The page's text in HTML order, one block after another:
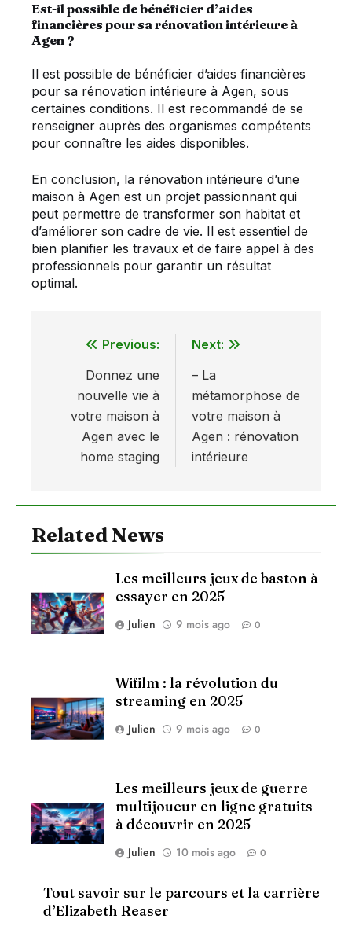
Est-il possible de bénéficier d’aides
financières pour sa rénovation intérieure à
Agen ?
Il est possible de bénéficier d’aides financières
pour sa rénovation intérieure à Agen, sous
certaines conditions. Il est recommandé de se
renseigner auprès des organismes compétents
pour connaître les aides disponibles.
En conclusion, la rénovation intérieure d’une
maison à Agen est un projet passionnant qui
peut permettre de transformer son habitat et
d’améliorer son cadre de vie. Il est essentiel de
bien planifier les travaux et de faire appel à des
professionnels pour garantir un résultat
optimal.
Navigation
l’article
Previous:
Donnez une
nouvelle vie à
votre maison à
Agen avec le
home staging
Next:
– La
métamorphose de
votre maison à
Agen : rénovation
intérieure
Related News
Les meilleurs jeux de baston à
essayer en 2025
Julien 9 mois ago 0
Wifilm : la révolution du
streaming en 2025
Julien 9 mois ago 0
Les meilleurs jeux de guerre
multijoueur en ligne gratuits
à découvrir en 2025
Julien 10 mois ago 0
Tout savoir sur le parcours et la carrière
d’Elizabeth Reaser